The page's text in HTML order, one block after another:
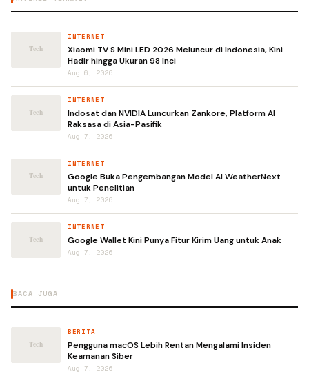
INTERNET
Xiaomi TV S Mini LED 2026 Meluncur di Indonesia, Kini
Hadir hingga Ukuran 98 Inci
Aug 6, 2026
INTERNET
Indosat dan NVIDIA Luncurkan Zankore, Platform AI
Raksasa di Asia-Pasifik
Aug 7, 2026
INTERNET
Google Buka Pengembangan Model AI WeatherNext
untuk Penelitian
Aug 7, 2026
INTERNET
Google Wallet Kini Punya Fitur Kirim Uang untuk Anak
Aug 7, 2026
BACA JUGA
BERITA
Pengguna macOS Lebih Rentan Mengalami Insiden
Keamanan Siber
Aug 7, 2026